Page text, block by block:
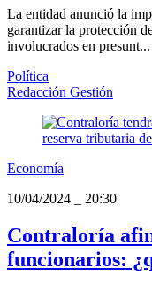
La entidad anunció la
garantizar la protección
involucrados en presunt...
Política
Redacción Gestión
Economía
10/04/2024
20:30
Contraloría
funcionarios: